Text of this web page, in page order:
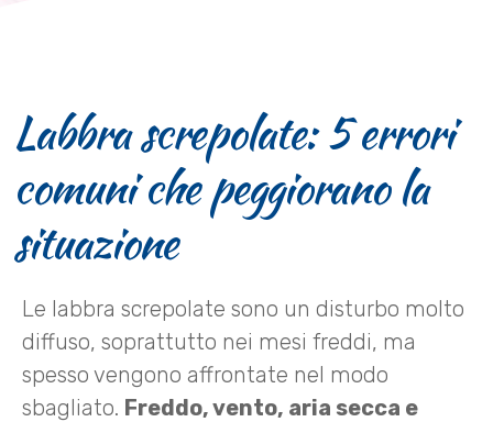
Labbra screpolate: 5 errori
comuni che peggiorano la
situazione
Le labbra screpolate sono un disturbo molto
diffuso, soprattutto nei mesi freddi, ma
spesso vengono affrontate nel modo
sbagliato. Freddo, vento, aria secca e